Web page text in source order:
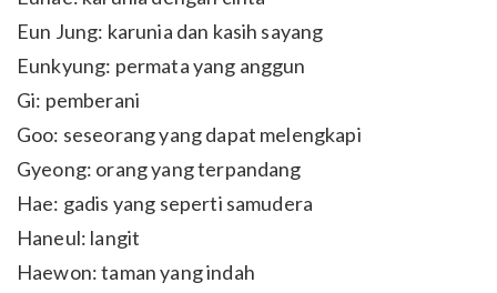
Eun Jung: karunia dan kasih sayang
Eunkyung: permata yang anggun
Gi: pemberani
Goo: seseorang yang dapat melengkapi
Gyeong: orang yang terpandang
Hae: gadis yang seperti samudera
Haneul: langit
Haewon: taman yang indah